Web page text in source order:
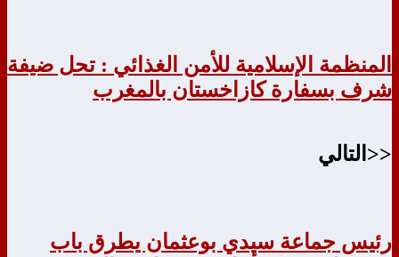
المنظمة الإسلامية للأمن الغذائي : تحل ضيفة
شرف بسفارة كازاخستان بالمغرب
<<التالي
رئيس جماعة سيدي بوعثمان يطرق باب